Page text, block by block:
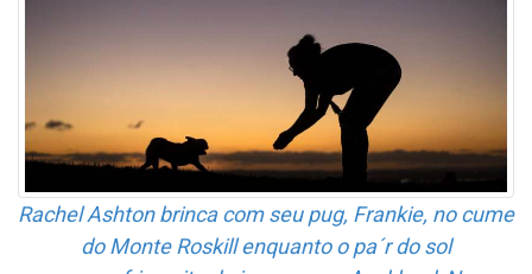
Rachel Ashton brinca com seu pug, Frankie, no cume
do Monte Roskill enquanto o pa´r do sol